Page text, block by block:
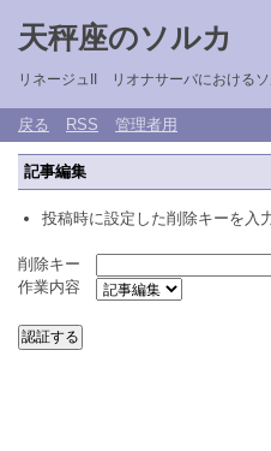
天秤座のソルカ
リネージュII リオナサーバにおける
戻る RSS 管理者用
記事編集
投稿時に設定した削除キーを入
削除キー
作業内容